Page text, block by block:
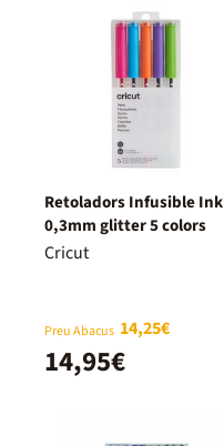
Retoladors Infusible Ink
0,3mm glitter 5 colors
Cricut
Preu Abacus 14,25€
14,95€